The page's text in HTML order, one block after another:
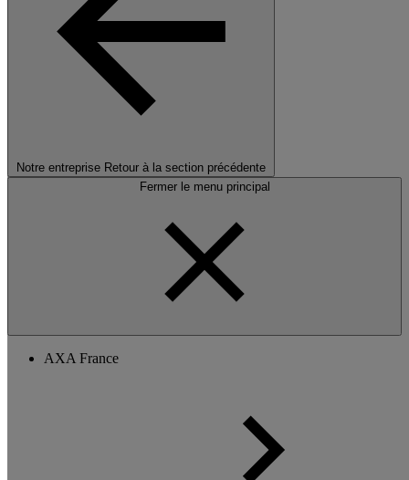
Notre entreprise Retour à la section précédente
Fermer le menu principal
AXA France